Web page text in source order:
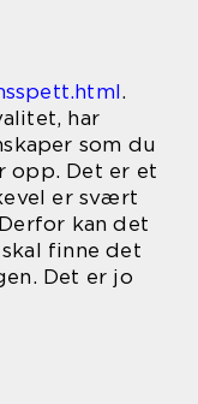
.
har
som du
opp. Det er et
er svært
kan det
finne det
Det er jo